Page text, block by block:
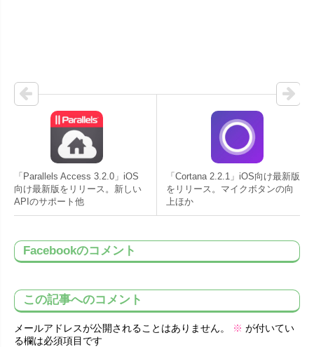
「Parallels Access 3.2.0」iOS
向け最新版をリリース。新しい
APIのサポート他
「Cortana 2.2.1」iOS向け最新版
をリリース。マイクボタンの向
上ほか
Facebookのコメント
この記事へのコメント
メールアドレスが公開されることはありません。 ※ が付いてい
る欄は必須項目です